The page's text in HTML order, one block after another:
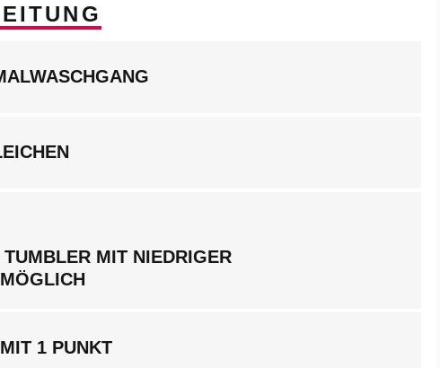
MIT NIEDRIGER
1 PUNKT